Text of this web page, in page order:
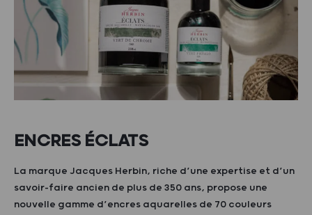
ENCRES ÉCLATS
La marque Jacques Herbin, riche d’une expertise et d’un
savoir-faire ancien de plus de 350 ans, propose une
nouvelle gamme d’encres aquarelles de 70 couleurs